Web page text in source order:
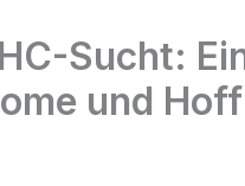
Sucht:
und